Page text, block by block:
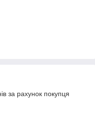
за рахунок покупця